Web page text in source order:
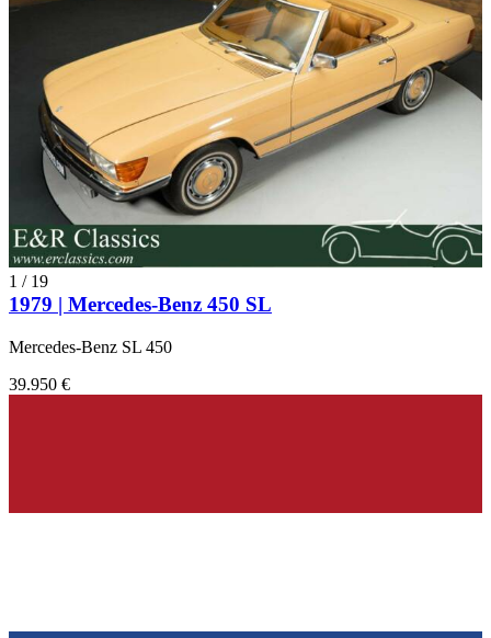
1 / 19
1979 | Mercedes-Benz 450 SL
Mercedes-Benz SL 450
39.950 €